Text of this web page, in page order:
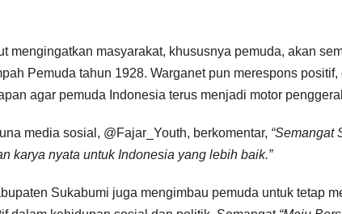
mengingatkan masyarakat, khususnya pemuda, akan
Pemuda tahun 1928. Warganet pun merespons
agar pemuda Indonesia terus menjadi motor
media sosial, @Fajar_Youth, berkomentar, “Semangat
karya nyata untuk Indonesia yang lebih baik.”
Sukabumi juga mengimbau pemuda untuk tetap